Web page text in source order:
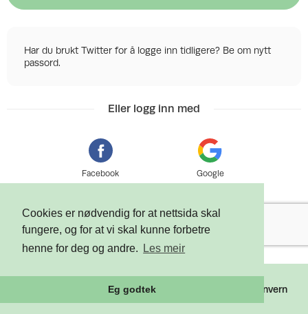
Cookies er nødvendig for at nettsida skal
fungere, og for at vi skal kunne forbetre
henne for deg og andre.
Les meir
Eg godtek
Har du brukt Twitter for å logge inn tidligere? Be om nytt
passord.
Eller logg inn med
Facebook Google
2026 Tixly AS - Powered by Personvern